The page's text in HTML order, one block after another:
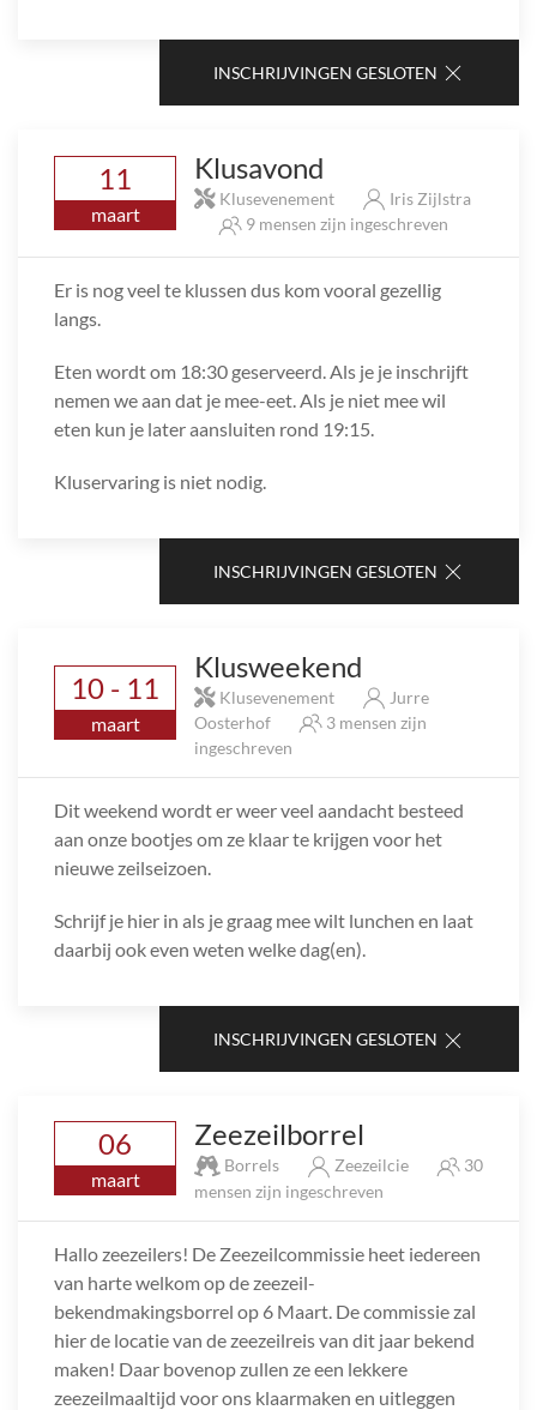
INSCHRIJVINGEN GESLOTEN
11
maart
Klusavond
Klusevenement
Iris Zijlstra
9 mensen zijn ingeschreven
Er is nog veel te klussen dus kom vooral gezellig
langs.
Eten wordt om 18:30 geserveerd. Als je je inschrijft
nemen we aan dat je mee-eet. Als je niet mee wil
eten kun je later aansluiten rond 19:15.
Kluservaring is niet nodig.
INSCHRIJVINGEN GESLOTEN
10 - 11
maart
Klusweekend
Klusevenement
Jurre
Oosterhof
3 mensen zijn
ingeschreven
Dit weekend wordt er weer veel aandacht besteed
aan onze bootjes om ze klaar te krijgen voor het
nieuwe zeilseizoen.
Schrijf je hier in als je graag mee wilt lunchen en laat
daarbij ook even weten welke dag(en).
INSCHRIJVINGEN GESLOTEN
06
maart
Zeezeilborrel
Borrels Zeezeilcie
30
mensen zijn ingeschreven
Hallo zeezeilers! De Zeezeilcommissie heet iedereen
van harte welkom op de zeezeil-
bekendmakingsborrel op 6 Maart. De commissie zal
hier de locatie van de zeezeilreis van dit jaar bekend
maken! Daar bovenop zullen ze een lekkere
zeezeilmaaltijd voor ons klaarmaken en uitleggen